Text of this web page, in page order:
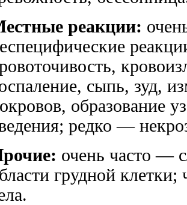
реакции:
сыпь, зуд,
образование
редко —
очень часто —
грудной